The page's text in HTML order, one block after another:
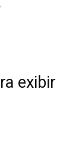
exibir